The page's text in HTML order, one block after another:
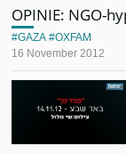
OPINIE: NGO-
16 November 2012
GAZA OXFAM